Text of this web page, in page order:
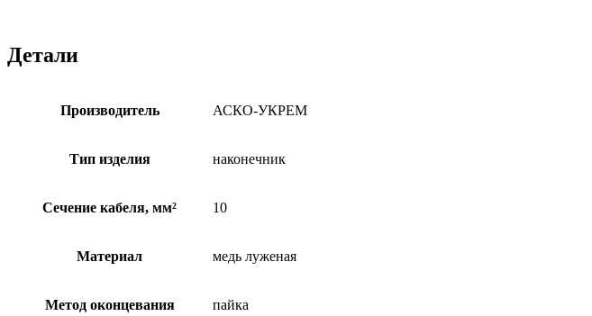
Детали
Производитель АСКО-УКРЕМ
Тип изделия наконечник
Сечение кабеля, мм² 10
Материал медь луженая
Метод оконцевания пайка